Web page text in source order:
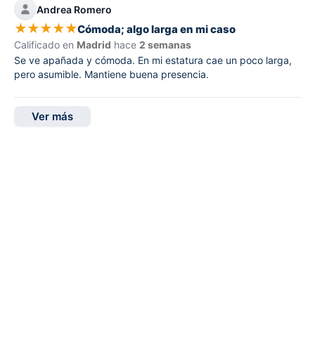
Andrea Romero
★★★★★Cómoda; algo larga en mi caso
Calificado en Madrid hace 2 semanas
Se ve apañada y cómoda. En mi estatura cae un poco larga,
pero asumible. Mantiene buena presencia.
Ver más